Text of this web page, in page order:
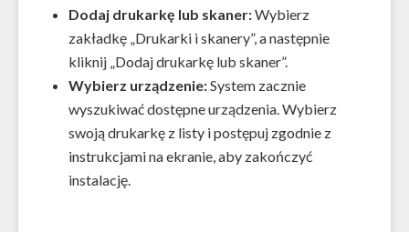
Dodaj drukarkę lub skaner:Wybierz
zakładkę „Drukarki i skanery”, a następnie
kliknij „Dodaj drukarkę lub skaner”.
Wybierz urządzenie:System zacznie
wyszukiwać dostępne urządzenia. Wybierz
swoją drukarkę z listy i postępuj zgodnie z
instrukcjami na ekranie, aby zakończyć
instalację.